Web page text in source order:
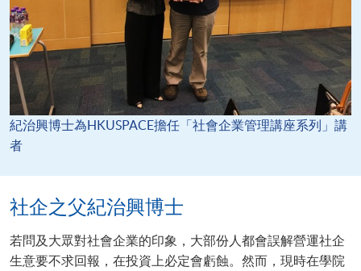
紀治興博士為HKUSPACE擔任「社會企業管理講座系列」講
者
社企之父紀治興博士
若問及大眾對社會企業的印象，大部份人都會誤解營運社企
生意要不求回報，在投資上必定會虧蝕。然而，現時在學院